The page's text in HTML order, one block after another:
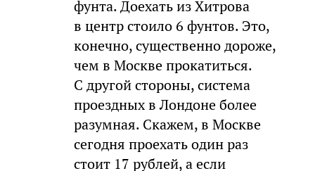
фунта. Доехать из Хитрова
в центр стоило 6 фунтов. Это,
конечно, существенно дороже,
чем в Москве прокатиться.
С другой стороны, система
проездных в Лондоне более
разумная. Скажем, в Москве
сегодня проехать один раз
стоит 17 рублей, а если